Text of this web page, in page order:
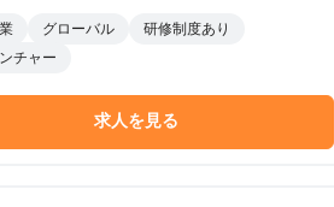
グローバル
研修制度あり
チャー
求人を見る